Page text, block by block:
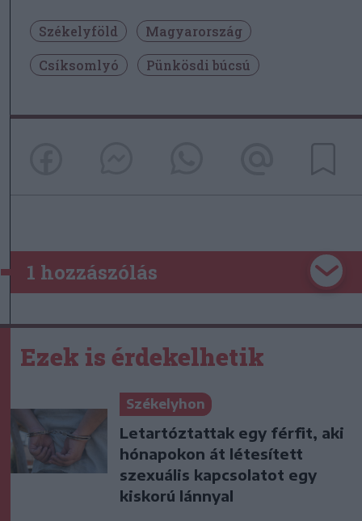
Székelyföld
Magyarország
Csíksomlyó
Pünkösdi búcsú
1 hozzászólás
Ezek is érdekelhetik
Székelyhon
Letartóztattak egy férfit, aki
hónapokon át létesített
szexuális kapcsolatot egy
kiskorú lánnyal